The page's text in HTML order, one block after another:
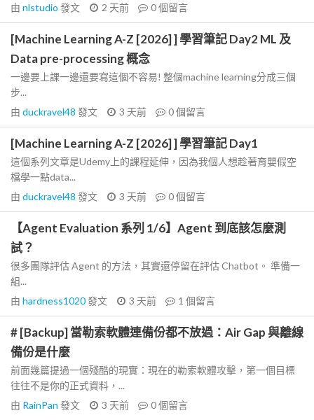
由 nlstudio 發文 2 天前 0個留言
[Machine Learning A-Z [2026] ] 學習筆記 Day2 ML 及
Data pre-processing 概念
一邊要上課一邊還要寫這個不容易! 整個machine learning分成三個
步...
由 duckravel48 發文 3 天前 0個留言
[Machine Learning A-Z [2026] ] 學習筆記 Day1
這個系列文章是Udemy上的課程延伸，因為我個人想趁著育嬰假空
檔學一點data...
由 duckravel48 發文 3 天前 0個留言
【Agent Evaluation 系列 1/6】Agent 到底該怎麼測
試？
很多團隊評估 Agent 的方法，其實還停留在評估 Chatbot。 準備一
組...
由 hardness1020發文 3 天前 1 個留言
# [Backup] 當勒索軟體連備份都不放過：Air Gap 與離線
備份是什麼
前面幾篇提過一個殘酷的現實：現在的勒索軟體攻擊，第一個目標
往往不是你的正式資料，...
由 RainPan 發文 3 天前 0個留言